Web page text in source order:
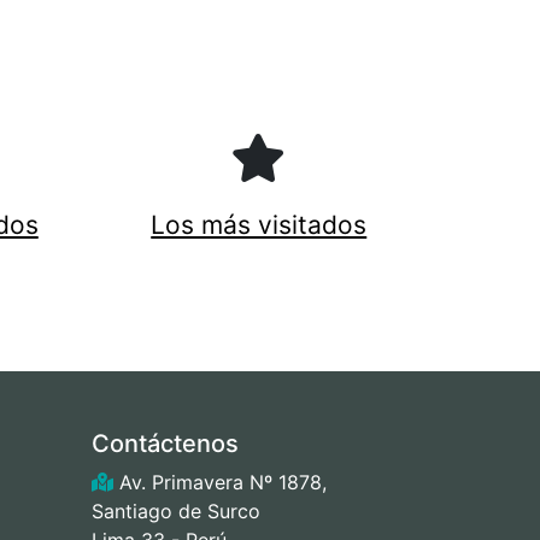
Los más visitados
Contáctenos
Av. Primavera Nº 1878,
Santiago de Surco